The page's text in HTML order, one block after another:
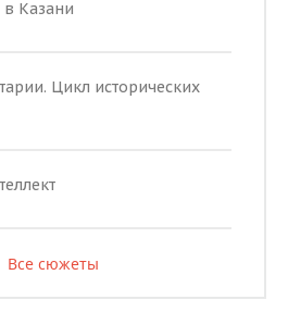
Казани
Цикл исторических
Все сюжеты